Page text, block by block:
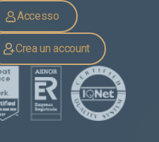
Accesso
Crea un account